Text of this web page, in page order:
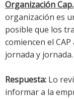
Organización Cap.
organización es
posible que los
comiencen el
jornada y
Respuesta: Lo
informar a la